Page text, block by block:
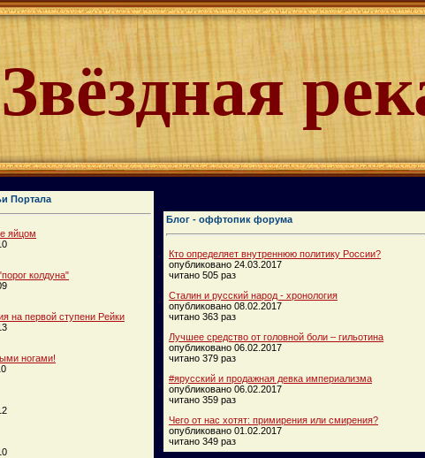
Звёздная
Портала
яйцом
колдуна"
на первой ступени Рейки
ногами!
Блог - оффтопик форума
Кто определяет внутреннюю политику России?
опубликовано 24.03.2017
читано 505 раз
Сталин и русский народ - хронология
опубликовано 08.02.2017
читано 363 раз
Лучшее средство от головной боли – гильотина
опубликовано 06.02.2017
читано 379 раз
#ярусский и продажная девка империализма
опубликовано 06.02.2017
читано 359 раз
Чего от нас хотят: примирения или смирения?
опубликовано 01.02.2017
читано 349 раз